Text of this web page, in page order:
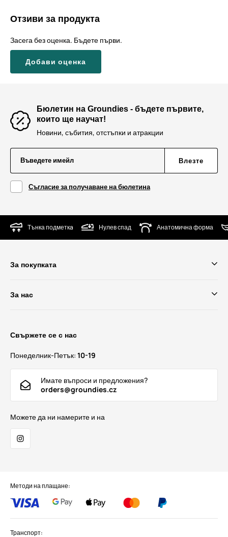
Отзиви за продукта
Засега без оценка. Бъдете първи.
Добави оценка
Бюлетин на Groundies - бъдете първите,
които ще научат!
Новини, събития, отстъпки и атракции
Въведете имейл Влезте
Съгласие за получаване на бюлетина
Тънка подметкa Нулев спад Анатомична форма
За покупката
За нас
Свържете се с нас
Понеделник-Петък: 10-19
Имате въпроси и предложения?
orders@groundies.cz
Можете да ни намерите и на
Методи на плащане:
Транспорт: